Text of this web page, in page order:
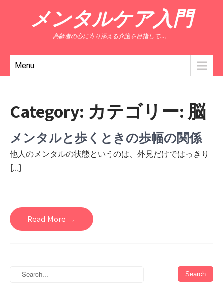
メンタルケア入門
高齢者の心に寄り添える介護を目指して…。
Menu
Category: カテゴリー: 脳
メンタルと歩くときの歩幅の関係
他人のメンタルの状態というのは、外見だけではっきり
[…]
Read More →